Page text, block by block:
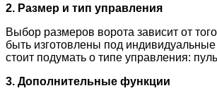
2. Размер и тип управления
Выбор размеров ворота зависит от
быть изготовлены под
стоит подумать о типе управления:
3. Дополнительные функции